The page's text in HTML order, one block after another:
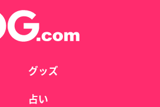
グッズ
占い